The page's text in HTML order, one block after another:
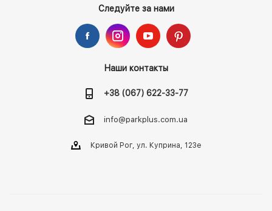
Следуйте за нами
Наши контакты
+38 (067) 622-33-77
info@parkplus.com.ua
Кривой Рог, ул. Куприна, 123е